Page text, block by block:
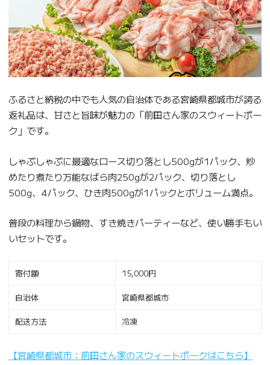
ふるさと納税の中でも人気の自治体である宮崎県都城市が誇る
返礼品は、甘さと旨味が魅力の「前田さん家のスウィートポー
ク」です。
しゃぶしゃぶに最適なロース切り落とし500gが1パック、炒
めたり煮たり万能なばら肉250gが2パック、切り落とし
500g、4パック、ひき肉500gが1パックとボリューム満点。
普段の料理から鍋物、すき焼きパーティーなど、使い勝手もい
いセットです。
寄付額 15,000円
自治体 宮崎県都城市
配送方法 冷凍
【宮崎県都城市：前田さん家のスウィートポークはこちら】